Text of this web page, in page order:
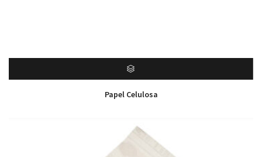
Papel Celulosa